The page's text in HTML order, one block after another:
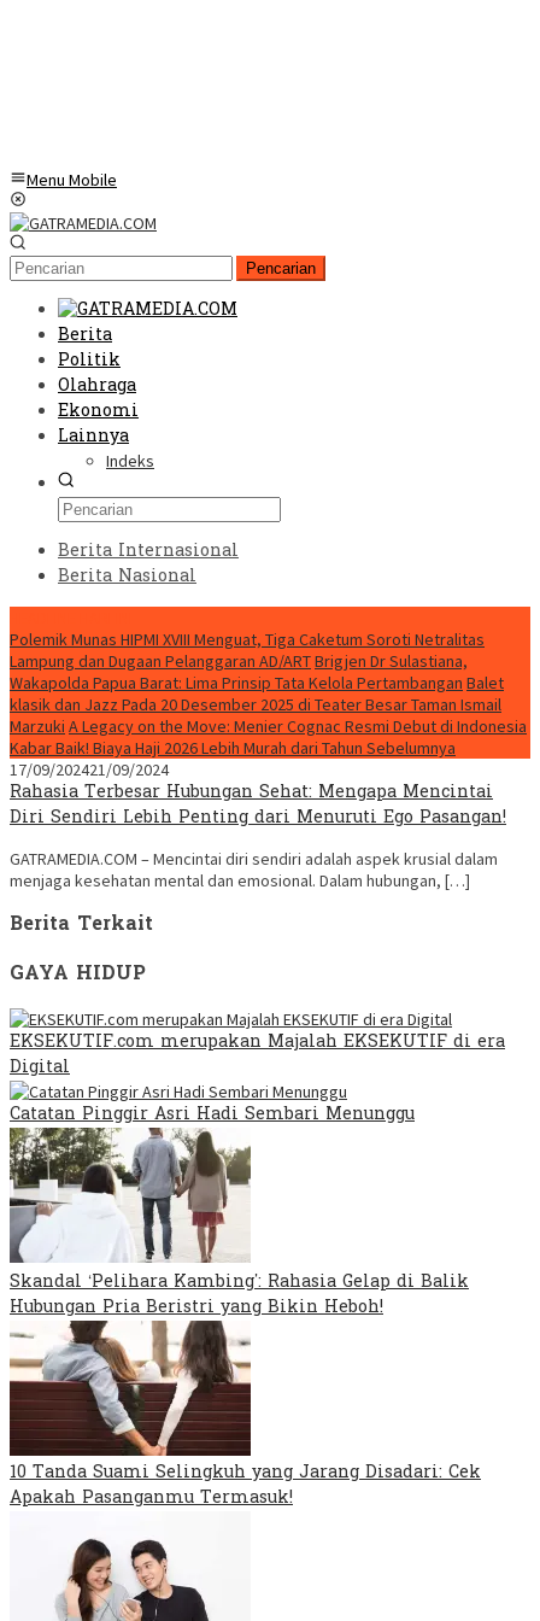
Menu Mobile
Pencarian
Berita
Politik
Olahraga
Ekonomi
Lainnya
Indeks
Berita Internasional
Berita Nasional
Polemik Munas HIPMI XVIII Menguat, Tiga Caketum Soroti Netralitas
Lampung dan Dugaan Pelanggaran AD/ARTBrigjen Dr Sulastiana,
Wakapolda Papua Barat: Lima Prinsip Tata Kelola Pertambangan Balet
klasik dan Jazz Pada 20 Desember 2025 di Teater Besar Taman Ismail
Marzuki A Legacy on the Move: Menier Cognac Resmi Debut di Indonesia
Kabar Baik! Biaya Haji 2026 Lebih Murah dari Tahun Sebelumnya
17/09/202421/09/2024
Rahasia Terbesar Hubungan Sehat: Mengapa Mencintai
Diri Sendiri Lebih Penting dari Menuruti Ego Pasangan!
GATRAMEDIA.COM – Mencintai diri sendiri adalah aspek krusial dalam
menjaga kesehatan mental dan emosional. Dalam hubungan, […]
Berita Terkait
GAYA HIDUP
EKSEKUTIF.com merupakan Majalah EKSEKUTIF di era
Digital
Catatan Pinggir Asri Hadi Sembari Menunggu
Skandal ‘Pelihara Kambing’: Rahasia Gelap di Balik
Hubungan Pria Beristri yang Bikin Heboh!
10 Tanda Suami Selingkuh yang Jarang Disadari: Cek
Apakah Pasanganmu Termasuk!